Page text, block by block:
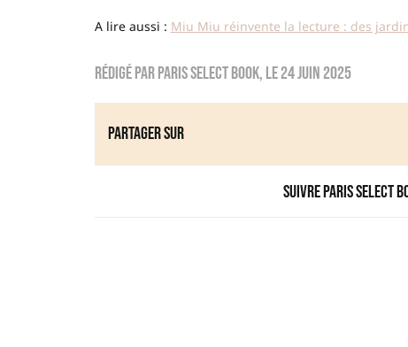
A lire aussi : Miu Miu réinvente la lecture : des
Rédigé parParis Select Book, le24 juin 2025
Partager sur
Suivre Paris Select